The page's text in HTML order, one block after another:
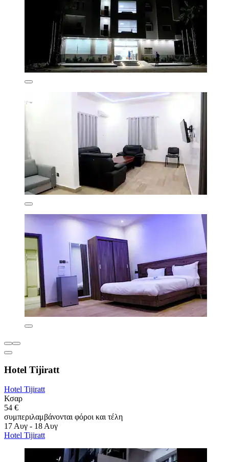
Hotel Tijiratt
Hotel Tijiratt
Κσαρ
54 €
συμπεριλαμβάνονται φόροι και τέλη
17 Αυγ - 18 Αυγ
Hotel Tijiratt